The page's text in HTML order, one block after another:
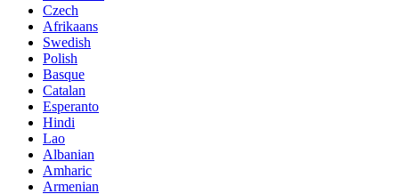
Czech
Afrikaans
Swedish
Polish
Basque
Catalan
Esperanto
Hindi
Lao
Albanian
Amharic
Armenian